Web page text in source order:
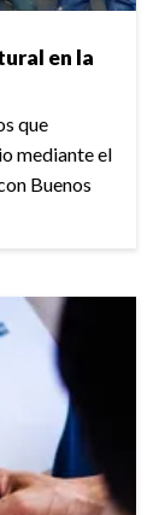
en la
que
mediante el
Buenos